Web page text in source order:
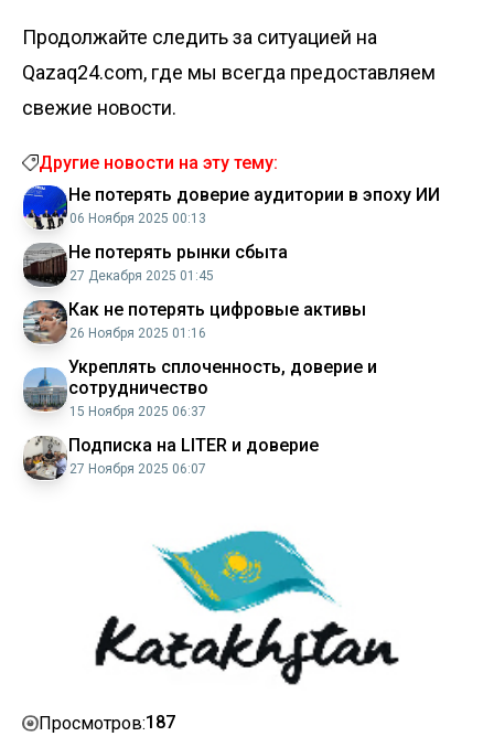
Продолжайте следить за ситуацией на
Qazaq24.com, где мы всегда предоставляем
свежие новости.
Другие новости на эту тему:
Не потерять доверие аудитории в эпоху ИИ
06 Ноября 2025 00:13
Не потерять рынки сбыта
27 Декабря 2025 01:45
Как не потерять цифровые активы
26 Ноября 2025 01:16
Укреплять сплоченность, доверие и
сотрудничество
15 Ноября 2025 06:37
Подписка на LITER и доверие
27 Ноября 2025 06:07
Просмотров:187